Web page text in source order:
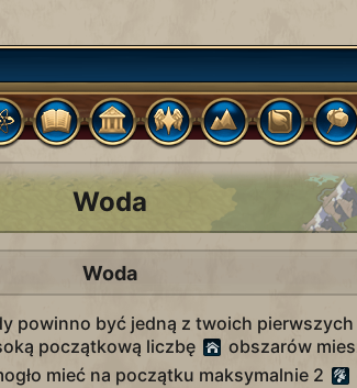
Woda
Woda
powinno być jedną z twoich
początkową liczbę
obszarów
mieć na początku maksymalnie 2